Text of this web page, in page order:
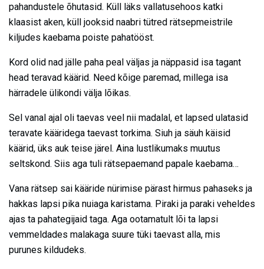
pahandustele õhutasid. Küll läks vallatusehoos katki
klaasist aken, küll jooksid naabri tütred rätsepmeistrile
kiljudes kaebama poiste pahatööst.
Kord olid nad jälle paha peal väljas ja näppasid isa tagant
head teravad käärid. Need kõige paremad, millega isa
härradele ülikondi välja lõikas.
Sel vanal ajal oli taevas veel nii madalal, et lapsed ulatasid
teravate kääridega taevast torkima. Siuh ja säuh käisid
käärid, üks auk teise järel. Aina lustlikumaks muutus
seltskond. Siis aga tuli rätsepaemand papale kaebama…
Vana rätsep sai kääride nürimise pärast hirmus pahaseks ja
hakkas lapsi pika nuiaga karistama. Piraki ja paraki veheldes
ajas ta pahategijaid taga. Aga ootamatult lõi ta lapsi
vemmeldades malakaga suure tüki taevast alla, mis
purunes kildudeks.